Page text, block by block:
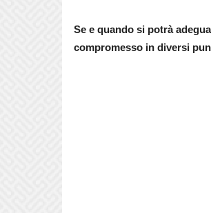
Se e quando si potrà
compromesso in diversi